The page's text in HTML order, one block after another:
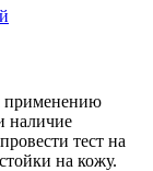
применению
наличие
тест на
на кожу.